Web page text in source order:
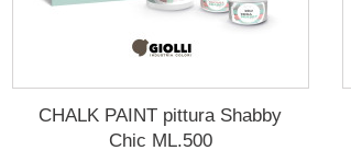
CHALK PAINT pittura Shabby
Chic ML.500